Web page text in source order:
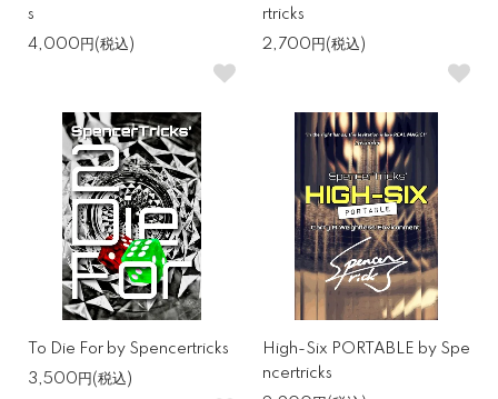
s
4,000円(税込)
rtricks
2,700円(税込)
To Die For by Spencertricks
3,500円(税込)
High-Six PORTABLE by Spe
ncertricks